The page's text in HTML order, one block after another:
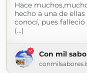
Hace
hecho a una de
conocí, pues
(...)
Con mil